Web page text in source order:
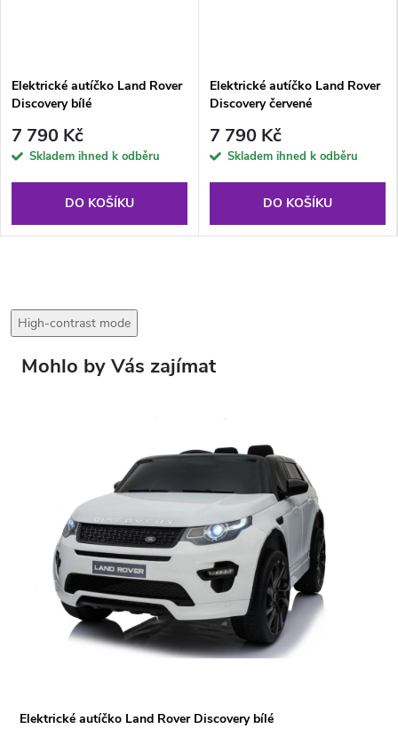
Elektrické autíčko Land Rover
Discovery bílé
7 790 Kč
Skladem ihned k odběru
DO KOŠÍKU
Elektrické autíčko Land Rover
Discovery červené
7 790 Kč
Skladem ihned k odběru
DO KOŠÍKU
High-contrast mode
Elektrické autíčko Land Rover Discovery bílé